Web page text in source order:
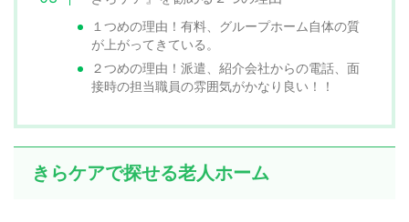
１つめの理由！有料、グループホーム自体の質
が上がってきている。
２つめの理由！派遣、紹介会社からの電話、面
接時の担当職員の雰囲気がかなり良い！！
きらケアで探せる老人ホーム